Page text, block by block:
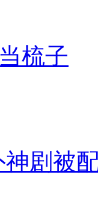
梳子
剧被